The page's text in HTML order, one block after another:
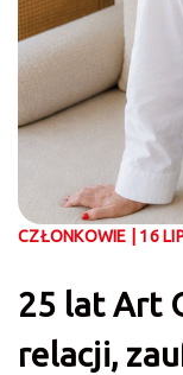
CZŁONKOWIE | 16
25 lat Art
relacji,